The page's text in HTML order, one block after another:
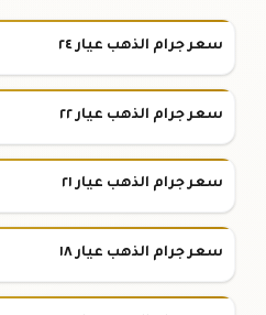
سعر جرام الذهب عيار ٢٤
سعر جرام الذهب عيار ٢٢
سعر جرام الذهب عيار ٢١
سعر جرام الذهب عيار ١٨